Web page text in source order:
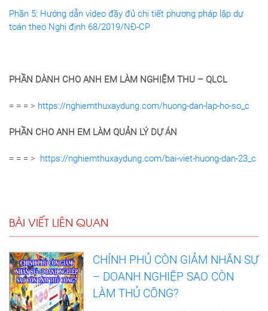
Phần 5: Hướng dẫn video đầy đủ chi tiết phương pháp lập dự
toán theo Nghị định 68/2019/NĐ-CP
PHẦN DÀNH CHO ANH EM LÀM NGHIỆM THU – QLCL
= = = > https://nghiemthuxaydung.com/huong-dan-lap-ho-so_c
PHẦN CHO ANH EM LÀM QUẢN LÝ DỰ ÁN
= = = > https://nghiemthuxaydung.com/bai-viet-huong-dan-23_c
BÀI VIẾT LIÊN QUAN
CHÍNH PHỦ CÒN GIẢM NHÂN SỰ
– DOANH NGHIỆP SAO CÒN
LÀM THỦ CÔNG?